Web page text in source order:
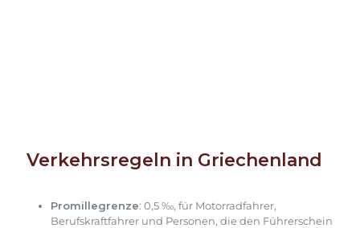
Verkehrsregeln in Griechenland
Promillegrenze: 0,5 ‰, für Motorradfahrer,
Berufskraftfahrer und Personen, die den Führerschein